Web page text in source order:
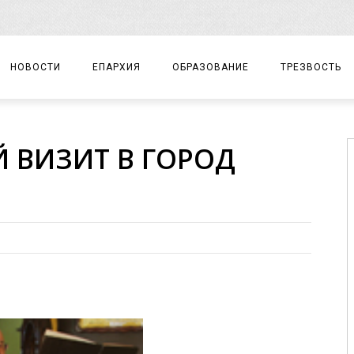
НОВОСТИ ЕПАРХИЯ
ЕПАРХИАЛЬНОЕ УПРАВЛЕНИЕ
ЕПАРХИАЛЬНЫЕ ОТДЕЛЫ
ДУХОВЕНСТВО
ХРАМЫ И МОНАСТЫРИ
МАТЕРИАЛЫ
ОБРАЗОВАНИЕ
ЦЕНТР «ВОЗРОЖДЕНИЕ»
ТРЕЗВОСТЬ
ВИЗИТ В ГОРОД